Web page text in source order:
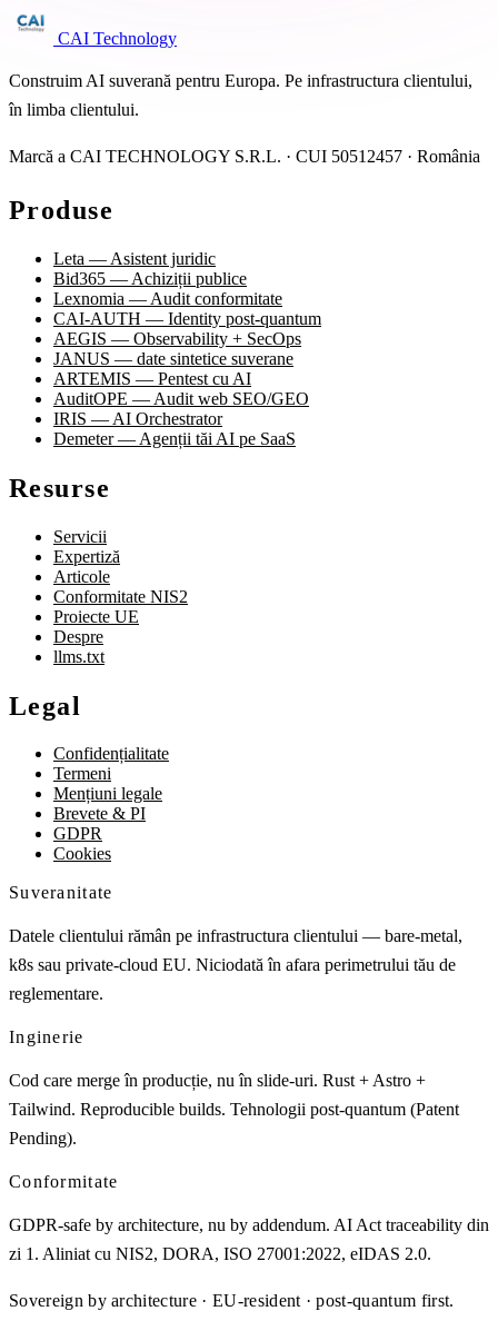
CAI Technology
Construim AI suverană pentru Europa. Pe infrastructura clientului,
în limba clientului.
Marcă a CAI TECHNOLOGY S.R.L. · CUI 50512457 · România
Produse
Leta — Asistent juridic
Bid365 — Achiziții publice
Lexnomia — Audit conformitate
CAI-AUTH — Identity post-quantum
AEGIS — Observability + SecOps
JANUS — date sintetice suverane
ARTEMIS — Pentest cu AI
AuditOPE — Audit web SEO/GEO
IRIS — AI Orchestrator
Demeter — Agenții tăi AI pe SaaS
Resurse
Servicii
Expertiză
Articole
Conformitate NIS2
Proiecte UE
Despre
llms.txt
Legal
Confidențialitate
Termeni
Mențiuni legale
Brevete & PI
GDPR
Cookies
Suveranitate
Datele clientului rămân pe infrastructura clientului — bare-metal,
k8s sau private-cloud EU. Niciodată în afara perimetrului tău de
reglementare.
Inginerie
Cod care merge în producție, nu în slide-uri. Rust + Astro +
Tailwind. Reproducible builds. Tehnologii post-quantum (Patent
Pending).
Conformitate
GDPR-safe by architecture, nu by addendum. AI Act traceability din
zi 1. Aliniat cu NIS2, DORA, ISO 27001:2022, eIDAS 2.0.
Sovereign by architecture · EU-resident · post-quantum first.